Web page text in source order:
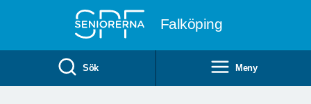
Falköping
Sök Meny